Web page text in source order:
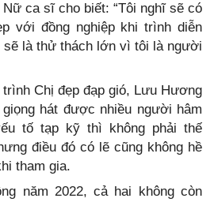
ca sĩ cho biết: “Tôi nghĩ sẽ có
với đồng nghiệp khi trình diễn
sẽ là thử thách lớn vì tôi là người
Chị đẹp đạp gió, Lưu Hương
hát được nhiều người hâm
tố tạp kỹ thì không phải thế
điều đó có lẽ cũng không hề
tham gia.
năm 2022, cả hai không còn